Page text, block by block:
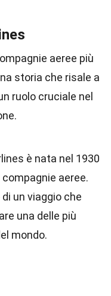
aeree più
storia che risale a
ruolo cruciale nel
è nata nel 1930
aeree.
un viaggio che
una delle più
mondo.